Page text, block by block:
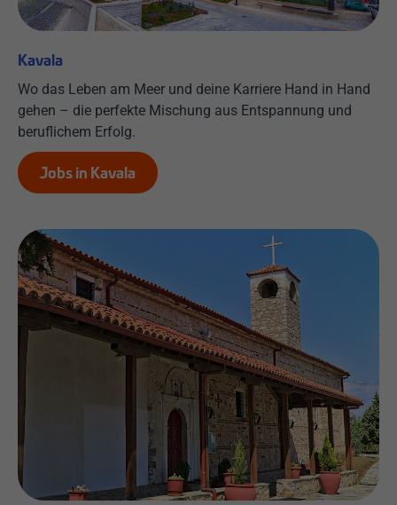
Kavala
Wo das Leben am Meer und deine Karriere Hand in Hand
gehen – die perfekte Mischung aus Entspannung und
beruflichem Erfolg.
Jobs in Kavala